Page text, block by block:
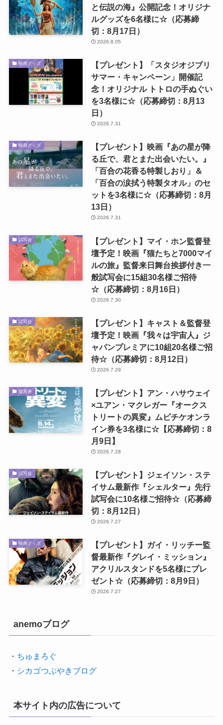
と伝説の海』公開記念！オリジナ
ルグッズを6名様に☆（応募締
切：8月17日）
2026.8.05
映画グッズ
【プレゼント】「スタジオジブリ
サマー・キャンペーン」開催記
念！オリジナル トトロの手ぬぐい
を3名様に☆（応募締切：8月13
日）
2026.7.31
映画グッズ
【プレゼント】映画『あの星が降
る丘で、君とまた出会いたい。』
「百合の花香る特製しおり」＆
「百合の涙拭う特製タオル」のセ
ットを3名様に☆（応募締切：8月
13日）
2026.7.31
試写会
【プレゼント】マイ・ホン監督登
壇予定！映画『猫たちと7000マイ
ルの旅』監督来日舞台挨拶付き一
般試写会に15組30名様ご招待
☆（応募締切：8月16日）
2026.7.30
試写会
【プレゼント】キャスト＆監督登
壇予定！映画『我々は宇宙人』ジ
ャパンプレミアに10組20名様ご招
待☆（応募締切：8月12日）
2026.7.29
鑑賞券
【プレゼント】アン・ハサウェイ
×ユアン・マクレガー『オークス
トリートの異変』ムビチケオンラ
イン券を3名様に☆【応募締切：8
月9日】
2026.7.28
試写会
【プレゼント】ジェイソン・ステ
イサム最新作『シェルター』先行
試写会に10名様ご招待☆（応募締
切：8月12日）
2026.7.27
映画グッズ
【プレゼント】ガイ・リッチー監
督最新作『グレイ・ミッション』
アクリルスタンドを5名様にプレ
ゼント☆（応募締切：8月9日）
2026.7.27
anemoブログ
・ ちゅまろぐ
・ シカゴつぶやきブログ
本サイト内の広告について